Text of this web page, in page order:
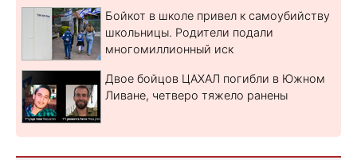
Бойкот в школе привел к самоубийству
школьницы. Родители подали
многомиллионный иск
Двое бойцов ЦАХАЛ погибли в Южном
Ливане, четверо тяжело ранены